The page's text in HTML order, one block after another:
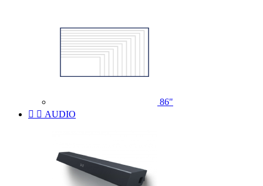
86"
  AUDIO